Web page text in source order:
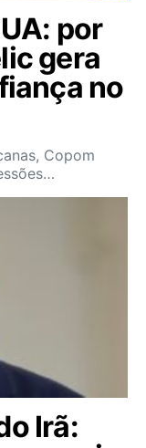
por
gera
no
Copom
Irã: